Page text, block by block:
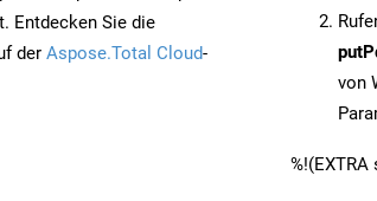
Entdecken Sie die
der Aspose.Total Cloud-
von
%!(EXTRA